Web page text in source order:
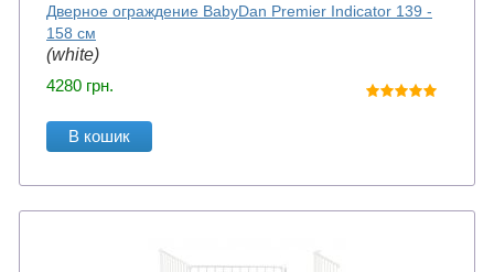
Дверное ограждение BabyDan Premier Indicator 139 -
158 см
(white)
4280 грн.
В кошик